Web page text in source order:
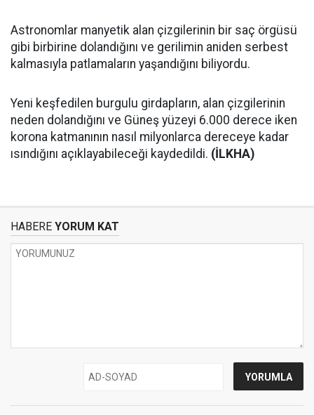
Astronomlar manyetik alan çizgilerinin bir saç örgüsü
gibi birbirine dolandığını ve gerilimin aniden serbest
kalmasıyla patlamaların yaşandığını biliyordu.
Yeni keşfedilen burgulu girdapların, alan çizgilerinin
neden dolandığını ve Güneş yüzeyi 6.000 derece iken
korona katmanının nasıl milyonlarca dereceye kadar
ısındığını açıklayabileceği kaydedildi. (İLKHA)
HABERE YORUM KAT